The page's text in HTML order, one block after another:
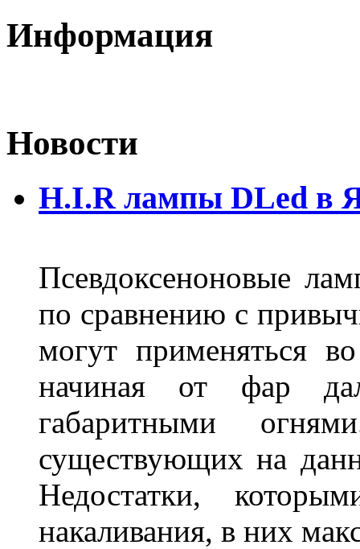
Информация
Новости
H.I.R лампы DLed в
Псевдоксеноновые
по сравнению с
могут применяться
начиная от фар
габаритными
существующих на
Недостатки,
накаливания, в них